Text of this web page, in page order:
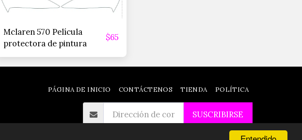
Mclaren 570 Película
protectora de pintura
$65
PÁGINA DE INICIO CONTÁCTENOS TIENDA POLÍTICA
SUSCRIBIRSE